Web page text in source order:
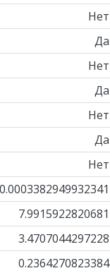
Нет
Да
Нет
Да
Нет
Да
Нет
0.0003382949932341
7.9915922820681
3.4707044297228
0.2364270823384